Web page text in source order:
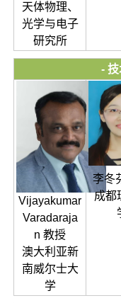
天体物理、
光学与电子
研究所
-
Vijayakumar
Varadaraja
n 教授
澳大利亚新
南威尔士大
学
李冬
成都